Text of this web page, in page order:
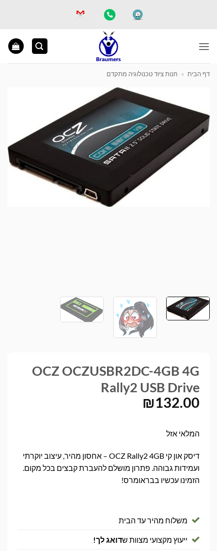
דף הבית » חנות ציוד טכנולוגיה מתקדם
OCZ OCZUSBR2DC-4GB 4G
Rally2 USB Drive
₪132.00
המלאי אזל
דיסק און קי OCZ Rally2 4GB – אחסון מהיר, עיצוב יוקרתי
ועמידות גבוהה. פתרון מושלם להעברת קבצים בכל מקום.
הזמינו עכשיו בבראומרס!
משלוח מהיר עד הבית
ייעוץ מקצועי מצוות שדואג לך!